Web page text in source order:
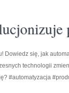
Dowiedz się, jak
technologii
#automatyzacja